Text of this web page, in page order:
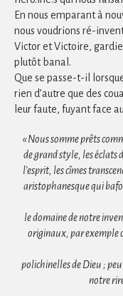
En nous emparant à
nous voudrions ré-
Victor et Victoire,
plutôt banal.
Que se passe-t-il
rien d’autre que des
leur faute, fuyant face
« Nous somme prêts
de grand style, les éclats
l’esprit, les cîmes
aristophanesque qui
le domaine de notre
originaux, par exemple
polichinelles de Dieu ;
notre